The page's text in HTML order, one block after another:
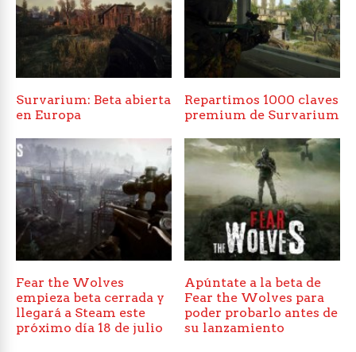
Survarium: Beta abierta
en Europa
Repartimos 1000 claves
premium de Survarium
Fear the Wolves
empieza beta cerrada y
llegará a Steam este
próximo día 18 de julio
Apúntate a la beta de
Fear the Wolves para
poder probarlo antes de
su lanzamiento